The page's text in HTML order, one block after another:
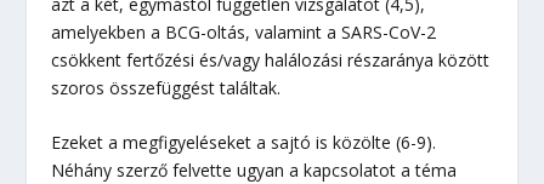
amelyekben a BCG-oltás, valamint a SARS-CoV-2
csökkent fertőzési és/vagy halálozási részaránya között
szoros összefüggést találtak.
Ezeket a megfigyeléseket a sajtó is közölte (6-9).
Néhány szerző felvette ugyan a kapcsolatot a téma